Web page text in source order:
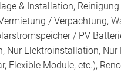
& Installation,
/ Verpachtung,
/ PV
Nur Elektroinstallation, Nur
Flexible Module, etc.),